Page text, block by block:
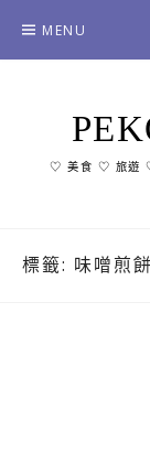
content
MENU
♡ 美食 ♡ 旅遊 ♡
標籤: 味噌煎餅